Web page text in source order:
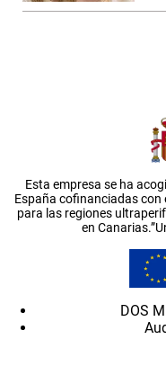
Esta empresa se ha
España cofinanciadas con
para las regiones
en
DOS